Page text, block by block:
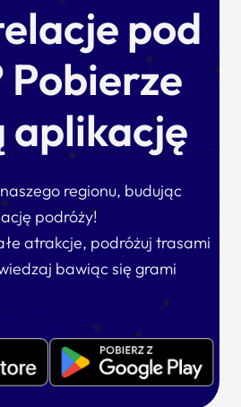
pod
Pobierze
aplikację
regionu, budując
podróży!
atrakcje, podróżuj trasami
bawiąc się grami